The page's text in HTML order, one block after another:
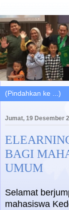
Jumat, 19 Desember
BAGI
UMUM
Selamat
mahasiswa